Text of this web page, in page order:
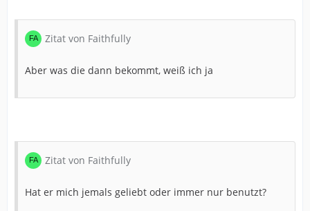
Zitat von Faithfully
Aber was die dann bekommt, weiß ich ja
Zitat von Faithfully
Hat er mich jemals geliebt oder immer nur benutzt?